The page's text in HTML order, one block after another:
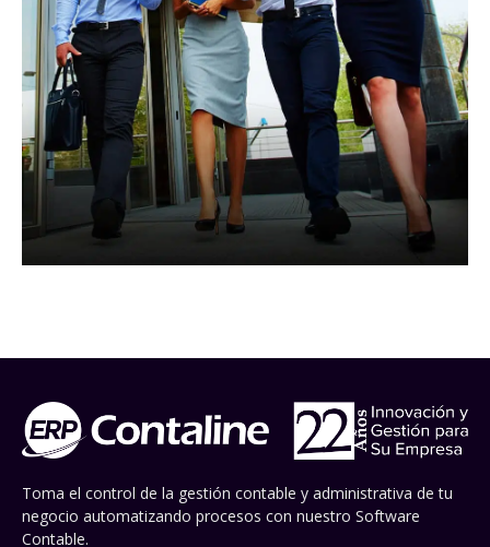
Toma el control de la gestión contable y administrativa de tu
negocio automatizando procesos con nuestro Software
Contable.